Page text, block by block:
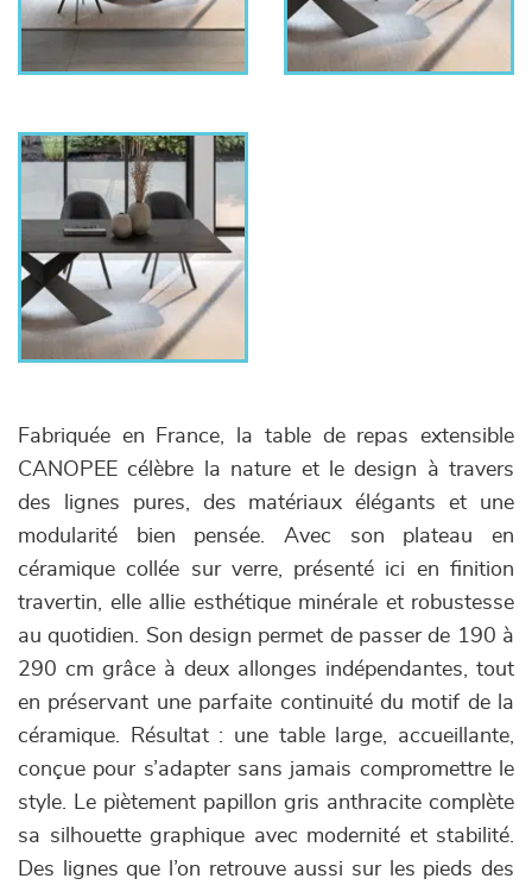
Fabriquée en France, la table de repas extensible
CANOPEE célèbre la nature et le design à travers
des lignes pures, des matériaux élégants et une
modularité bien pensée. Avec son plateau en
céramique collée sur verre, présenté ici en finition
travertin, elle allie esthétique minérale et robustesse
au quotidien. Son design permet de passer de 190 à
290 cm grâce à deux allonges indépendantes, tout
en préservant une parfaite continuité du motif de la
céramique. Résultat : une table large, accueillante,
conçue pour s’adapter sans jamais compromettre le
style. Le piètement papillon gris anthracite complète
sa silhouette graphique avec modernité et stabilité.
Des lignes que l’on retrouve aussi sur les pieds des